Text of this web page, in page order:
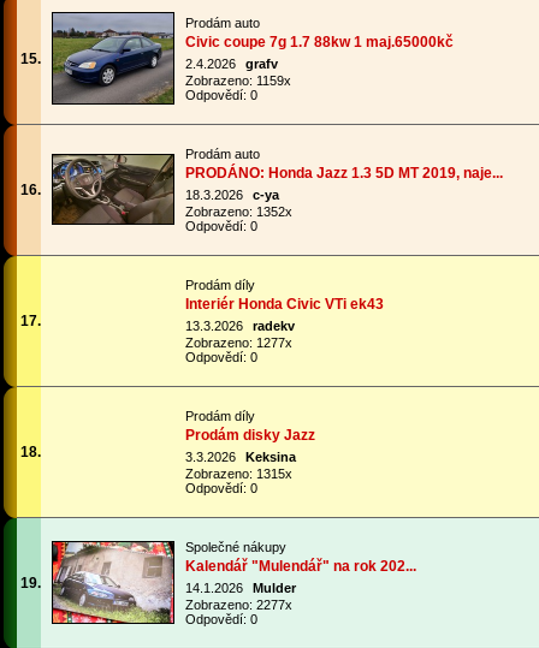
15.
Prodám auto
Civic coupe 7g 1.7 88kw 1 maj.65000kč
2.4.2026
grafv
Zobrazeno: 1159x
Odpovědí: 0
16.
Prodám auto
PRODÁNO: Honda Jazz 1.3 5D MT 2019, naje...
18.3.2026
c-ya
Zobrazeno: 1352x
Odpovědí: 0
17.
Prodám díly
Interiér Honda Civic VTi ek43
13.3.2026
radekv
Zobrazeno: 1277x
Odpovědí: 0
18.
Prodám díly
Prodám disky Jazz
3.3.2026
Keksina
Zobrazeno: 1315x
Odpovědí: 0
19.
Společné nákupy
Kalendář "Mulendář" na rok 202...
14.1.2026
Mulder
Zobrazeno: 2277x
Odpovědí: 0